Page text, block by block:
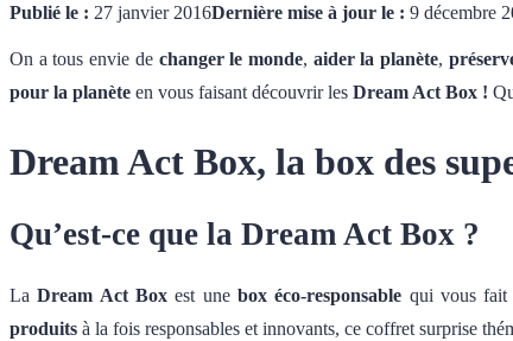
Publié le : 27 janvier 2016Dernière mise à jour le : 9 décembre
On a tous envie de changer le monde, aider la planète,
pour la planète en vous faisant découvrir les Dream Act Box !
Dream Act Box, la box des
Qu’est-ce que la Dream Act Box ?
La Dream Act Box est une box éco-responsable qui vous fait
produits à la fois responsables et innovants, ce coffret surprise